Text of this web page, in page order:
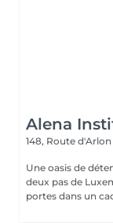
Alena
148, Route d'Arlon
Une oasis de
deux pas de
portes dans un